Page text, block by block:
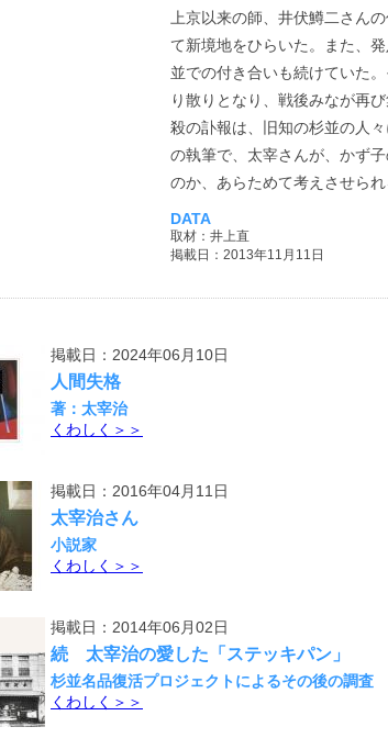
上京以来の師、井伏鱒二さん
て新境地をひらいた。また、
並での付き合いも続けていた
り散りとなり、戦後みなが再
殺の訃報は、旧知の杉並の人
の執筆で、太宰さんが、かず
のか、あらためて考えさせら
DATA
取材：井上直
掲載日：2013年11月11日
掲載日：2024年06月10日
人間失格
著：太宰治
くわしく＞＞
掲載日：2016年04月11日
太宰治さん
小説家
くわしく＞＞
掲載日：2014年06月02日
続 太宰治の愛した「ステッキパン」
杉並名品復活プロジェクトによるその後の調査
くわしく＞＞